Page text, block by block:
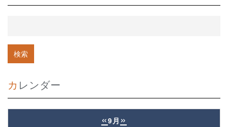
カレンダー
«9月 »